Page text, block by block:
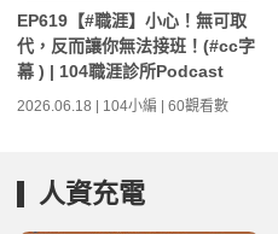
EP619【#職涯】小心！無可取
代，反而讓你無法接班！(#cc字
幕 ) | 104職涯診所Podcast
2026.06.18 | 104小編 | 60觀看數
人資充電